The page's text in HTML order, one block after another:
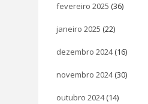
fevereiro 2025 (36)
janeiro 2025 (22)
dezembro 2024(16)
novembro 2024(30)
outubro 2024(14)